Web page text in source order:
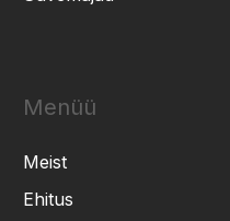
Menüü
Meist
Ehitus